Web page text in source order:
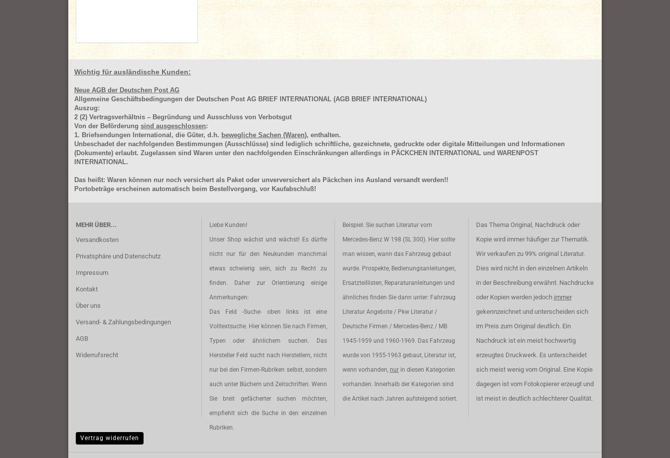
Wichtig für ausländische Kunden:
Neue AGB der Deutschen Post AG
Allgemeine Geschäftsbedingungen der Deutschen Post AG BRIEF INTERNATIONAL (AGB BRIEF INTERNATIONAL)
Auszug:
2 (2) Vertragsverhältnis – Begründung und Ausschluss von Verbotsgut
Von der Beförderung sind ausgeschlossen:
1. Briefsendungen International, die Güter, d.h. bewegliche Sachen (Waren), enthalten.
Unbeschadet der nachfolgenden Bestimmungen (Ausschlüsse) sind lediglich schriftliche, gezeichnete, gedruckte oder digitale Mitteilungen und Informationen
(Dokumente) erlaubt. Zugelassen sind Waren unter den nachfolgenden Einschränkungen allerdings in PÄCKCHEN INTERNATIONAL und WARENPOST
INTERNATIONAL.
Das heißt: Waren können nur noch versichert als Paket oder unverversichert als Päckchen ins Ausland versandt werden!!
Portobeträge erscheinen automatisch beim Bestellvorgang, vor Kaufabschluß!
MEHR ÜBER...
Versandkosten
Privatsphäre und Datenschutz
Impressum
Kontakt
Über uns
Versand- & Zahlungsbedingungen
AGB
Widerrufsrecht
Liebe Kunden!
Unser Shop wächst und wächst! Es dürfte
nicht nur für den Neukunden manchmal
etwas schwierig sein, sich zu Recht zu
finden. Daher zur Orientierung einige
Anmerkungen:
Das Feld -Suche- oben links ist eine
Volltextsuche. Hier können Sie nach Firmen,
Typen oder ähnlichem suchen. Das
Hersteller Feld sucht nach Herstellern, nicht
nur bei den Firmen-Rubriken selbst, sondern
auch unter Büchern und Zeitschriften. Wenn
Sie breit gefächerter suchen möchten,
empfiehlt sich die Suche in den einzelnen
Rubriken.
Beispiel: Sie suchen Literatur vom
Mercedes-Benz W 198 (SL 300). Hier sollte
man wissen, wann das Fahrzeug gebaut
wurde. Prospekte, Bedienungsanleitungen,
Ersatzteillisten, Reparaturanleitungen und
ähnliches finden Sie dann unter: Fahrzeug
Literatur Angebote / Pkw Literatur /
Deutsche Firmen / Mercedes-Benz / MB
1945-1959 und 1960-1969. Das Fahrzeug
wurde von 1955-1963 gebaut, Literatur ist,
wenn vorhanden, nur in diesen Kategorien
vorhanden. Innerhalb der Kategorien sind
die Artikel nach Jahren aufsteigend sotiert.
Das Thema Original, Nachdruck oder
Kopie wird immer häufiger zur Thematik.
Wir verkaufen zu 99% original Literatur.
Dies wird nicht in den einzelnen Artikeln
in der Beschreibung erwähnt. Nachdrucke
oder Kopien werden jedoch immer
gekennzeichnet und unterscheiden sich
im Preis zum Original deutlich. Ein
Nachdruck ist ein meist hochwertig
erzeugtes Druckwerk. Es unterscheidet
sich meist wenig vom Original. Eine Kopie
dagegen ist vom Fotokopierer erzeugt und
ist meist in deutlich schlechterer Qualität.
Vertrag widerrufen